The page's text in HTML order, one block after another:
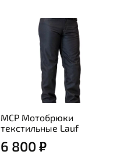
MCP Мотобрюки
текстильные Lauf
6 800 ₽